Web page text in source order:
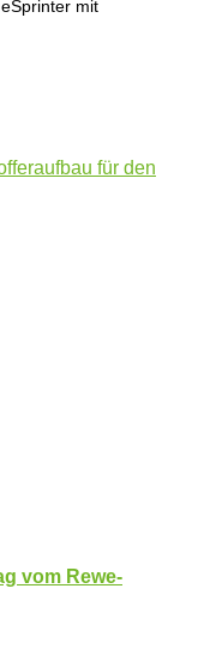
mit
vom Rewe-